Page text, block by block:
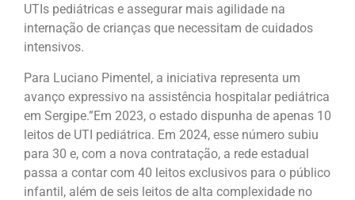
UTIs pediátricas e assegurar mais agilidade na
internação de crianças que necessitam de cuidados
intensivos.
Para Luciano Pimentel, a iniciativa representa um
avanço expressivo na assistência hospitalar pediátrica
em Sergipe.”Em 2023, o estado dispunha de apenas 10
leitos de UTI pediátrica. Em 2024, esse número subiu
para 30 e, com a nova contratação, a rede estadual
passa a contar com 40 leitos exclusivos para o público
infantil, além de seis leitos de alta complexidade no